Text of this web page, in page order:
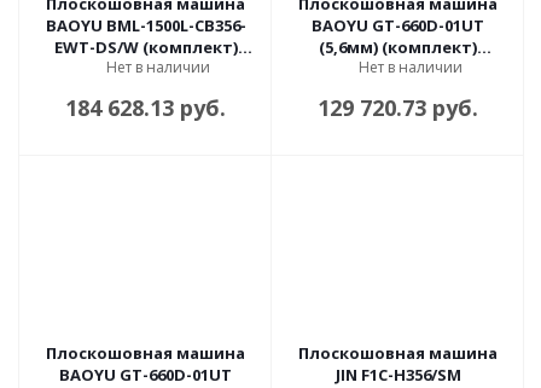
BAOYU BML-1500L-CB356-
EWT-DS/W (комплект)
автомат
Нет в наличии
184 628.13 руб.
BAOYU GT-660D-01UT
(5,6мм) (комплект)
автомат
Нет в наличии
129 720.73 руб.
Плоскошовная машина
BAOYU GT-660D-01UT
Плоскошовная машина
JIN F1C-H356/SM